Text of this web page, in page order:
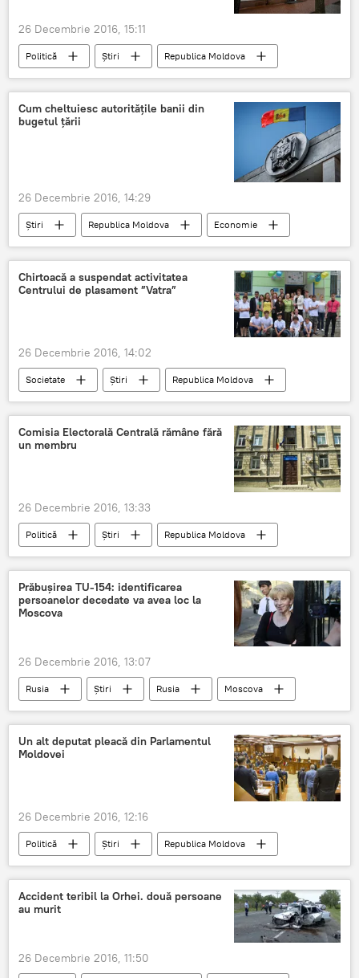
26 Decembrie 2016, 15:11
Politică Știri
Republica Moldova
Moldova
Igor Dodon
Ion Ceban
aparatul președintelui
reședința de stat
Cum cheltuiesc autoritățile banii din
bugetul țării
26 Decembrie 2016, 14:29
Știri Republica Moldova
Economie
venituri
cheltuieli
Bugetul de stat
Ministerul Finanțelor
anul 2016
Chirtoacă a suspendat activitatea
Centrului de plasament ”Vatra”
26 Decembrie 2016, 14:02
Societate Știri
Republica Moldova
suspendare
Chișinău
Dorin Chirtoacă
Primăria Chișinău
dispoziție
Comisia Electorală Centrală rămâne fără
un membru
26 Decembrie 2016, 13:33
Politică Știri
Republica Moldova
CEC
Moldova
Maxim Lebedinschi
Igor Dodon
Aparatul președintelui
Prăbușirea TU-154: identificarea
persoanelor decedate va avea loc la
Moscova
26 Decembrie 2016, 13:07
Rusia Știri Rusia
Moscova
cadavre
identificare
Un alt deputat pleacă din Parlamentul
Moldovei
26 Decembrie 2016, 12:16
Politică Știri
Republica Moldova
deputat
Moldova
Parlament
fracțiunea PSRM
Accident teribil la Orhei. două persoane
au murit
26 Decembrie 2016, 11:50